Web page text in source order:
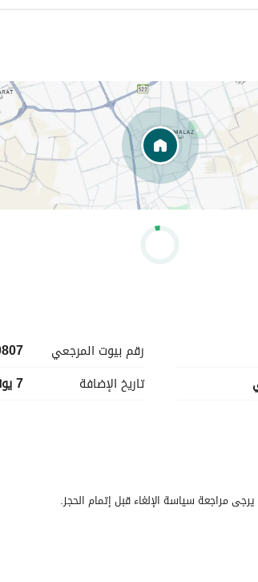
رقم بيوت المرجعي
تاريخ الإضافة
7 يونيو 2026
مراجعة سياسة الإلغاء قبل إتمام الحجز.